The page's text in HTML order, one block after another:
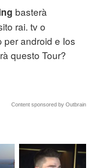
basterà
rai. tv o
per android e Ios
questo Tour?
Content sponsored by Outbrain